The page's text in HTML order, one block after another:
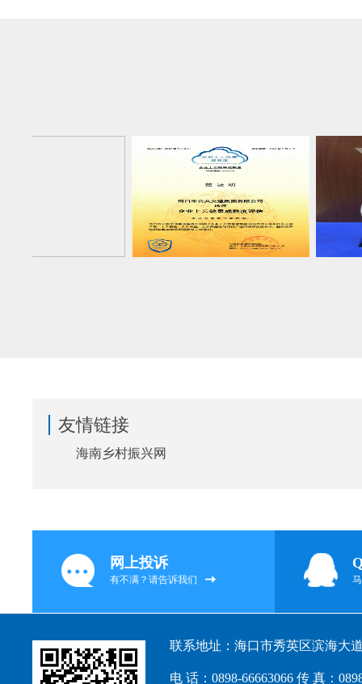
友情链接
海南乡村振兴网
网上投诉
有不满？请告诉我们
联系地址：海口市秀英区滨海大
电 话：0898-66663066 传 真：